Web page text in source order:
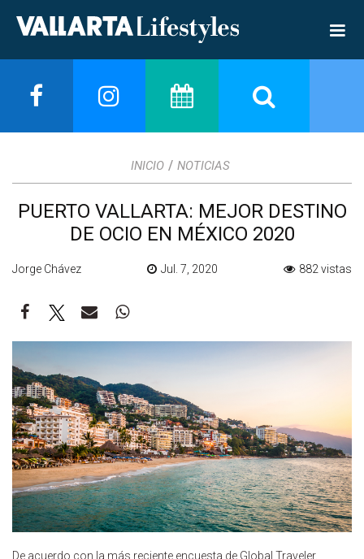
INICIO / NOTICIAS
PUERTO VALLARTA: MEJOR DESTINO
DE OCIO EN MÉXICO 2020
Jorge Chávez Jul. 7, 2020 882 vistas
De acuerdo con la más reciente encuesta de Global Traveler,